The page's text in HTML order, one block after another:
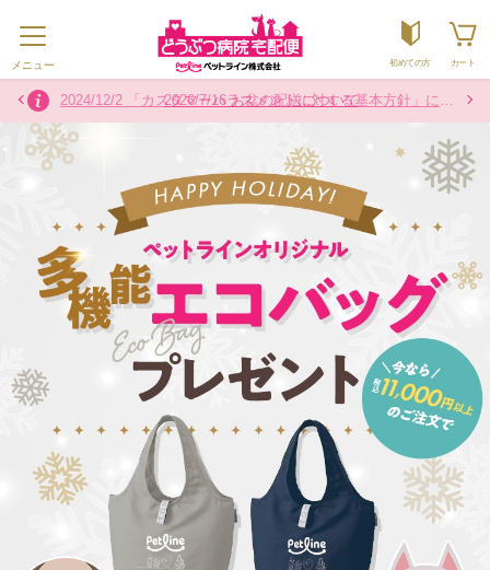
メニュー 初めての方 カート
2026/7/29 熊本県熊本地方を震源とする地震の影響によるお荷物のお届けについて
2026/4/22 【重要】ドクターズケア 犬用ストマックケア低脂肪８００g製品 内袋の色一部変更のお知らせ
2026/7/16 お盆の配送について 2024/12/2 「カスタマーハラスメントに対する基本方針」に関するお知らせ